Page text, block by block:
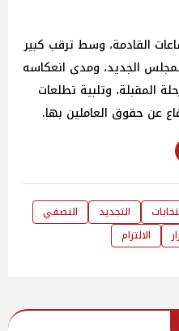
القادمة، وسط ترقب كبير
الجديد، ومدى انعكاسه
المقبلة، وتلبية تطلعات
عن حقوق العاملين بها.
التجديد
النصفي
الالتزام